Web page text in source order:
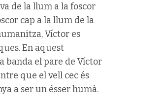
de la llum a la foscor
cap a la llum de la
Víctor es
En aquest
banda el pare de Víctor
que el vell cec és
a ser un ésser humà.